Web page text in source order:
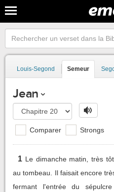
Louis-Segond Semeur
Jean
Comparer Strongs
1 Le dimanche matin, très
au tombeau. Il faisait encore
fermant l'entrée du